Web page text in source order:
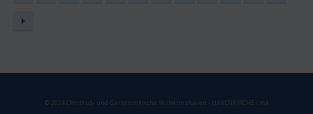
© 2024 Christus- und Garnisonkirche Wilhelmshaven - HAVENKIRCHE / mk